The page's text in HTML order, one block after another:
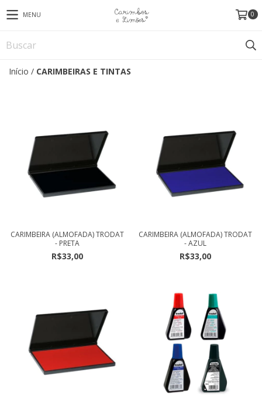
MENU 0
Início / CARIMBEIRAS E TINTAS
CARIMBEIRA (ALMOFADA) TRODAT
- PRETA
R$33,00
CARIMBEIRA (ALMOFADA) TRODAT
- AZUL
R$33,00